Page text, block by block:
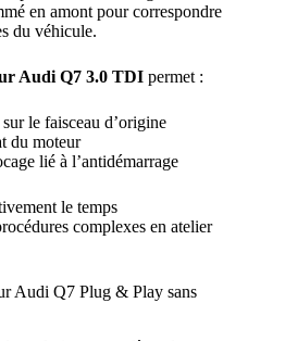
en amont pour correspondre
du véhicule.
Audi Q7 3.0 TDI permet :
le faisceau d’origine
du moteur
lié à l’antidémarrage
le temps
complexes en atelier
Audi Q7 Plug & Play sans